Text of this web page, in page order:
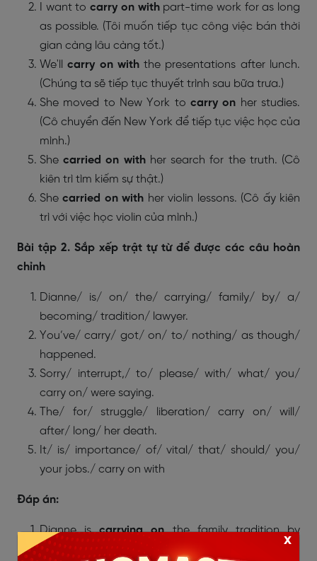
I want to carry on with part-time work for as long
as possible. (Tôi muốn tiếp tục công việc bán thời
gian càng lâu càng tốt.)
We'llcarry on withthe presentations after lunch.
(Chúng ta sẽ tiếp tục thuyết trình sau bữa trưa.)
She moved to New York to carry on her studies.
(Cô chuyển đến New York để tiếp tục việc học của
mình.)
Shecarried on withher search for the truth. (Cô
kiên trì tìm kiếm sự thật.)
Shecarried on with her violin lessons. (Cô ấy kiên
trì với việc học violin của mình.)
Bài tập 2. Sắp xếp trật tự từ để được các câu hoàn
chỉnh
Dianne/ is/ on/ the/ carrying/ family/ by/ a/
becoming/ tradition/ lawyer.
You’ve/ carry/ got/ on/ to/ nothing/ as though/
happened.
Sorry/ interrupt,/ to/ please/ with/ what/ you/
carry on/ were saying.
The/ for/ struggle/ liberation/ carry on/ will/
after/ long/ her death.
It/ is/ importance/ of/ vital/ that/ should/ you/
your jobs./ carry on with
Đáp án:
Dianne iscarrying onthe family tradition by
becoming a lawyer. (Dianne đang tiếp nối truyền
x